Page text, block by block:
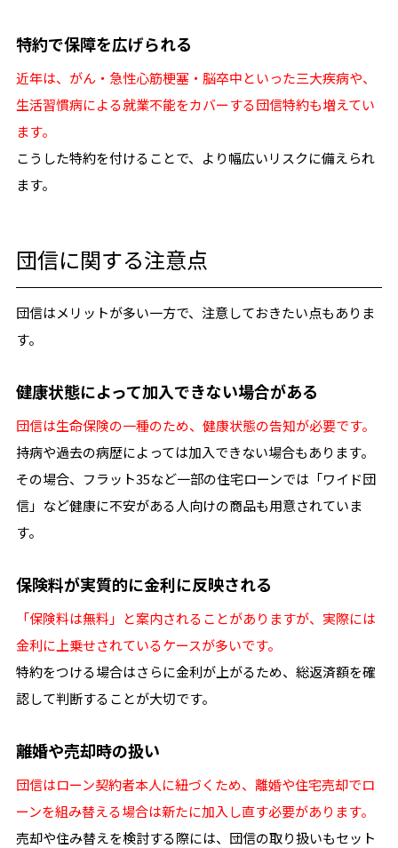
特約で保障を広げられる
近年は、がん・急性心筋梗塞・脳卒中といった三大疾病や、
生活習慣病による就業不能をカバーする団信特約も増えてい
ます。
こうした特約を付けることで、より幅広いリスクに備えられ
ます。
団信に関する注意点
団信はメリットが多い一方で、注意しておきたい点もありま
す。
健康状態によって加入できない場合がある
団信は生命保険の一種のため、健康状態の告知が必要です。
持病や過去の病歴によっては加入できない場合もあります。
その場合、フラット35など一部の住宅ローンでは「ワイド団
信」など健康に不安がある人向けの商品も用意されていま
す。
保険料が実質的に金利に反映される
「保険料は無料」と案内されることがありますが、実際には
金利に上乗せされているケースが多いです。
特約をつける場合はさらに金利が上がるため、総返済額を確
認して判断することが大切です。
離婚や売却時の扱い
団信はローン契約者本人に紐づくため、離婚や住宅売却でロ
ーンを組み替える場合は新たに加入し直す必要があります。
売却や住み替えを検討する際には、団信の取り扱いもセット